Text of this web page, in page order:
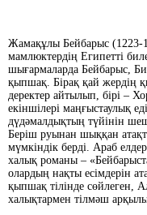
Жамақұлы Бейбарыс (1223-
мамлюктердің Египетті
шығармаларда Бейбарыс,
қыпшақ. Бірақ қай жердің
деректер айтылып, бірі –
екіншілері маңғыстаулық
дүдәмалдықтың түйінін
Беріш руынан шыққан
мүмкіндік берді. Араб
халық романы –
олардың нақты есімдерін
қыпшақ тілінде сөйлеген,
халықтармен тілмәш арқылы